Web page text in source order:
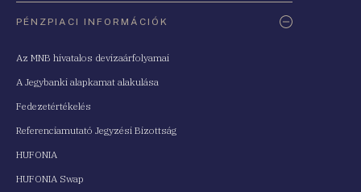
PÉNZPIACI INFORMÁCIÓK
Az MNB hivatalos devizaárfolyamai
A Jegybanki alapkamat alakulása
Fedezetértékelés
Referenciamutató Jegyzési Bizottság
HUFONIA
HUFONIA Swap